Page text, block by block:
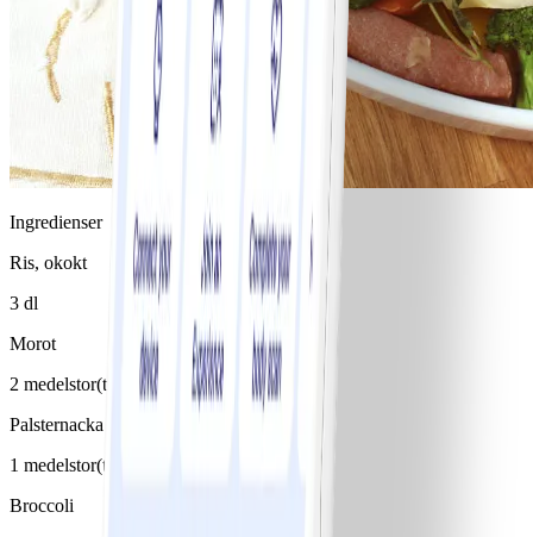
Ingredienser
Ris, okokt
3 dl
Morot
2 medelstor(t)/medelstora
Palsternacka
1 medelstor(t)/medelstora
Broccoli